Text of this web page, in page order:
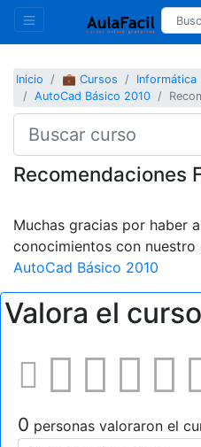
Inicio 💼 Cursos Informática
AutoCad Básico 2010
Recomendaciones
Muchas gracias por haber
conocimientos con
AutoCad Básico 2010
Valora el curso
0 personas valoraron el